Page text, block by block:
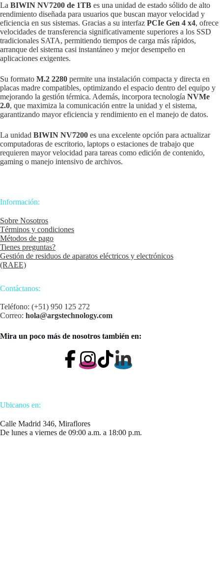
La BIWIN NV7200 de 1TB es una unidad de estado sólido de alto
rendimiento diseñada para usuarios que buscan mayor velocidad y
eficiencia en sus sistemas. Gracias a su interfaz PCIe Gen 4 x4, ofrece
velocidades de transferencia significativamente superiores a los SSD
tradicionales SATA, permitiendo tiempos de carga más rápidos,
arranque del sistema casi instantáneo y mejor desempeño en
aplicaciones exigentes.
Su formato M.2 2280 permite una instalación compacta y directa en
placas madre compatibles, optimizando el espacio dentro del equipo y
mejorando la gestión térmica. Además, incorpora tecnología NVMe
2.0, que maximiza la comunicación entre la unidad y el sistema,
garantizando mayor eficiencia y rendimiento en el manejo de datos.
La unidad BIWIN NV7200 es una excelente opción para actualizar
computadoras de escritorio, laptops o estaciones de trabajo que
requieren mayor velocidad para tareas como edición de contenido,
gaming o manejo intensivo de archivos.
Información:
Sobre Nosotros
Términos y condiciones
Métodos de pago
Tienes preguntas?
Gestión de residuos de aparatos eléctricos y electrónicos
(RAEE)
Contáctanos:
Teléfono: (+51) 950 125 272
Correo: hola@argstechnology.com
Mira un poco más de nosotros también en:
Ubicanos en:
Calle Madrid 346, Miraflores
De lunes a viernes de 09:00 a.m. a 18:00 p.m.